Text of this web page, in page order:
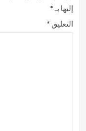
إليها بـ *
التعليق *